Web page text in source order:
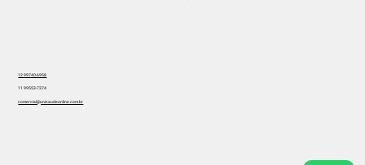
12 99740-6958
11 99553-7374
comercial@unisaudeonline.com.br